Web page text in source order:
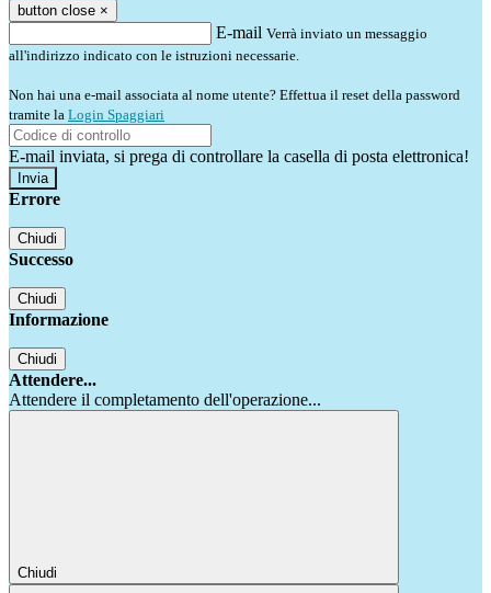
button close ×
E-mail Verrà inviato un messaggio
all'indirizzo indicato con le istruzioni necessarie.
Non hai una e-mail associata al nome utente? Effettua il reset della password
tramite la Login Spaggiari
E-mail inviata, si prega di controllare la casella di posta elettronica!
Errore
Chiudi
Successo
Chiudi
Informazione
Chiudi
Attendere...
Attendere il completamento dell'operazione...
Chiudi